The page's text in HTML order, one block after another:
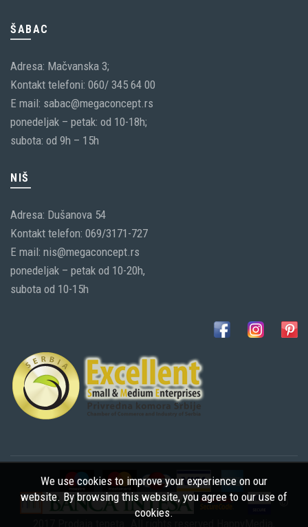
ŠABAC
Adresa: Mačvanska 3;
Kontakt telefoni: 060/ 345 64 00
E mail: sabac@megaconcept.rs
ponedeljak – petak: od 10-18h;
subota: od 9h – 15h
NIŠ
Adresa: Dušanova 54
Kontakt telefon: 069/3171-727
E mail: nis@megaconcept.rs
ponedeljak – petak od 10-20h,
subota od 10-15h
©
We use cookies to improve your experience on our
website. By browsing this website, you agree to our use of
cookies.